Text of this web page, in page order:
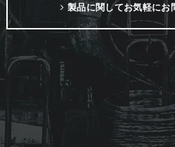
製品に関してお気軽にお